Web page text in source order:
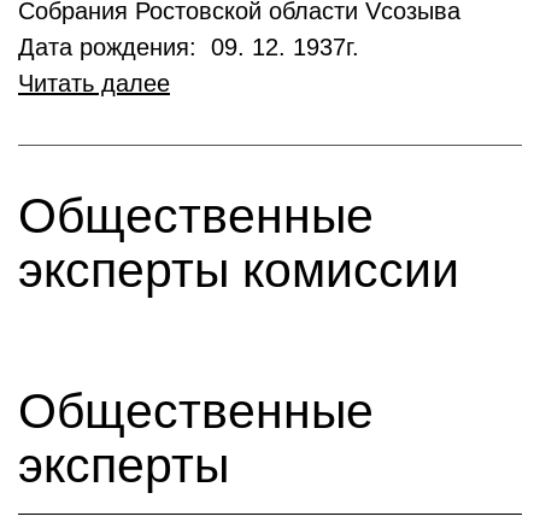
Собрания Ростовской области Vсозыва
Дата рождения: 09. 12. 1937г.
Читать далее
Общественные
эксперты комиссии
Общественные
эксперты